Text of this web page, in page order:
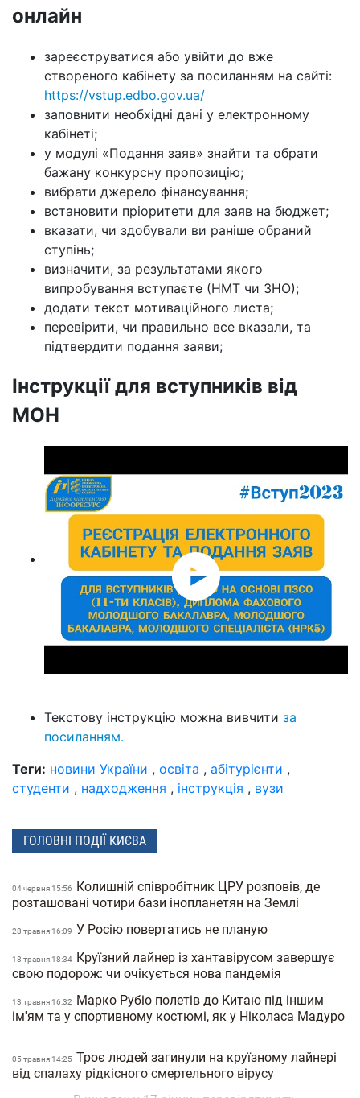
онлайн
зареєструватися або увійти до вже
створеного кабінету за посиланням на сайті:
https://vstup.edbo.gov.ua/
заповнити необхідні дані у електронному
кабінеті;
у модулі «Подання заяв» знайти та обрати
бажану конкурсну пропозицію;
вибрати джерело фінансування;
встановити пріоритети для заяв на бюджет;
вказати, чи здобували ви раніше обраний
ступінь;
визначити, за результатами якого
випробування вступаєте (НМТ чи ЗНО);
додати текст мотиваційного листа;
перевірити, чи правильно все вказали, та
підтвердити подання заяви;
Інструкції для вступників від
МОН
Текстову інструкцію можна вивчити за
посиланням.
Теги: новини України , освіта , абітурієнти ,
студенти , надходження , інструкція , вузи
ГОЛОВНІ ПОДІЇ КИЄВА
04 червня 15:56
Колишній співробітник ЦРУ розповів, де
розташовані чотири бази інопланетян на Землі
28 травня 16:09 У Росію повертатись не планую
18 травня 18:34 Круїзний лайнер із хантавірусом завершує
свою подорож: чи очікується нова пандемія
13 травня 16:32
Марко Рубіо полетів до Китаю під іншим
ім'ям та у спортивному костюмі, як у Ніколаса Мадуро
05 травня 14:25 Троє людей загинули на круїзному лайнері
від спалаху рідкісного смертельного вірусу